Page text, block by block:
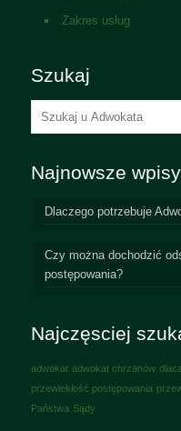
Zakres usług
Szukaj
Najnowsze
Dlaczego potrzebuje
Czy można dochodzić
postępowania?
Najczęsciej
adwokat adwokat chrzanów
przewlekłość postępowania
Państwa Sądy